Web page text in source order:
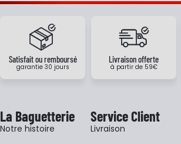
Satisfait ou remboursé
garantie 30 jours
Livraison offerte
à partir de 59€
La Baguetterie
Notre histoire
Service Client
Livraison